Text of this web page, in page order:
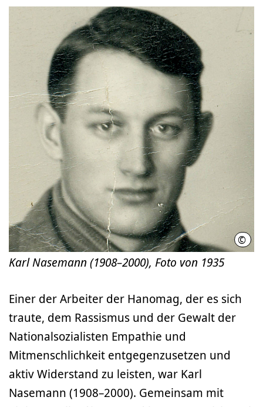
©
Karl Nasemann (1908–2000), Foto von 1935
Einer der Arbeiter der Hanomag, der es sich
traute, dem Rassismus und der Gewalt der
Nationalsozialisten Empathie und
Mitmenschlichkeit entgegenzusetzen und
aktiv Widerstand zu leisten, war Karl
Nasemann (1908–2000). Gemeinsam mit